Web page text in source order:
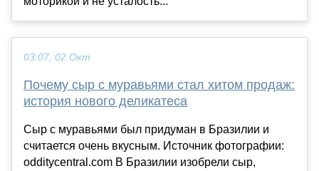
03:07, 02 Окт
Почему сыр с муравьями стал хитом продаж:
история нового деликатеса
Сыр с муравьями был придуман в Бразилии и
считается очень вкусным. Источник фотографии:
odditycentral.com В Бразилии изобрели сыр,